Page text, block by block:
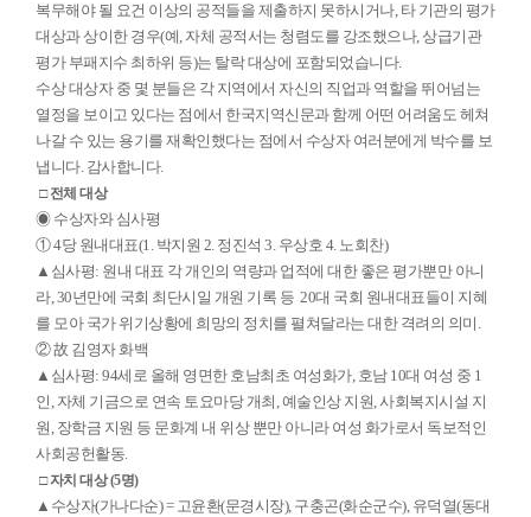
복무해야 될 요건 이상의 공적들을 제출하지 못하시거나, 타 기관의 평가
대상과 상이한 경우(예, 자체 공적서는 청렴도를 강조했으나, 상급기관
평가 부패지수 최하위 등)는 탈락 대상에 포함되었습니다.
수상 대상자 중 몇 분들은 각 지역에서 자신의 직업과 역할을 뛰어넘는
열정을 보이고 있다는 점에서 한국지역신문과 함께 어떤 어려움도 헤쳐
나갈 수 있는 용기를 재확인했다는 점에서 수상자 여러분에게 박수를 보
냅니다. 감사합니다.
□ 전체 대상
◉ 수상자와 심사평
① 4당 원내대표(1. 박지원 2. 정진석 3. 우상호 4. 노회찬)
▲심사평: 원내 대표 각 개인의 역량과 업적에 대한 좋은 평가뿐만 아니
라, 30년만에 국회 최단시일 개원 기록 등 20대 국회 원내대표들이 지혜
를 모아 국가 위기상황에 희망의 정치를 펼쳐달라는 대한 격려의 의미.
② 故 김영자 화백
▲심사평: 94세로 올해 영면한 호남최초 여성화가, 호남 10대 여성 중 1
인, 자체 기금으로 연속 토요마당 개최, 예술인상 지원, 사회복지시설 지
원, 장학금 지원 등 문화계 내 위상 뿐만 아니라 여성 화가로서 독보적인
사회공헌활동.
□ 자치 대상 (5명)
▲수상자(가나다순) = 고윤환(문경시장), 구충곤(화순군수), 유덕열(동대